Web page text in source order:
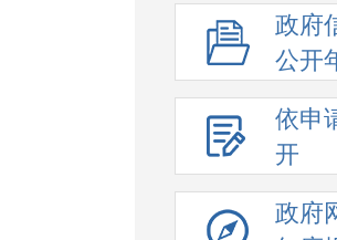
政府
公开
依申
开
政府